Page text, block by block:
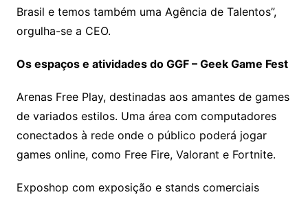
Brasil e temos também uma Agência de Talentos”,
orgulha-se a CEO.
Os espaços e atividades do GGF – Geek Game Fest
Arenas Free Play, destinadas aos amantes de games
de variados estilos. Uma área com computadores
conectados à rede onde o público poderá jogar
games online, como Free Fire, Valorant e Fortnite.
Exposhop com exposição e stands comerciais